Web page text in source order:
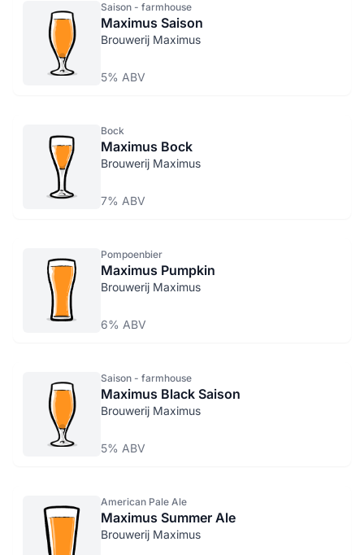
Saison - farmhouse
Maximus Saison
Brouwerij Maximus
5% ABV
Bock
Maximus Bock
Brouwerij Maximus
7% ABV
Pompoenbier
Maximus Pumpkin
Brouwerij Maximus
6% ABV
Saison - farmhouse
Maximus Black Saison
Brouwerij Maximus
5% ABV
American Pale Ale
Maximus Summer Ale
Brouwerij Maximus